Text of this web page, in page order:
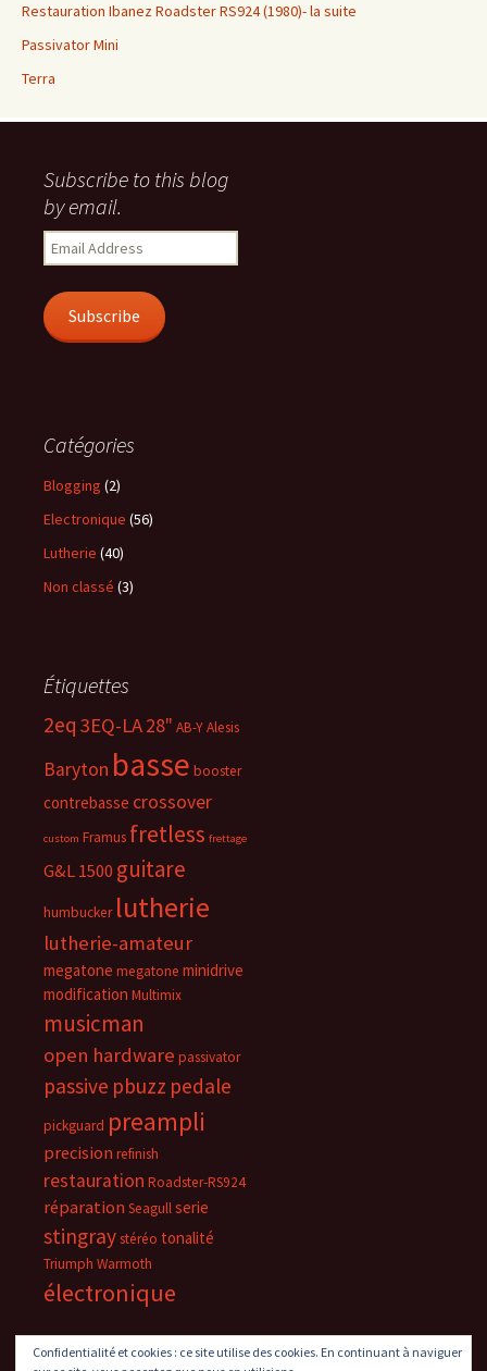
Restauration Ibanez Roadster RS924 (1980)- la suite
Passivator Mini
Terra
Subscribe to this blog
by email.
Email
Address
Subscribe
Catégories
Blogging (2)
Electronique (56)
Lutherie (40)
Non classé (3)
Étiquettes
2eq 3EQ-LA28" AB-YAlesis
Baryton basse booster
contrebasse crossover
custom Framus fretless frettage
G&L 1500 guitare
humbucker lutherie
lutherie-amateur
megatone megatone minidrive
modification Multimix
musicman
open hardware passivator
passive pbuzz pedale
pickguard preampli
precision refinish
restauration Roadster-RS924
réparation Seagullserie
stingraystéréo tonalité
Triumph Warmoth
électronique
Confidentialité et cookies : ce site utilise des cookies. En continuant à naviguer